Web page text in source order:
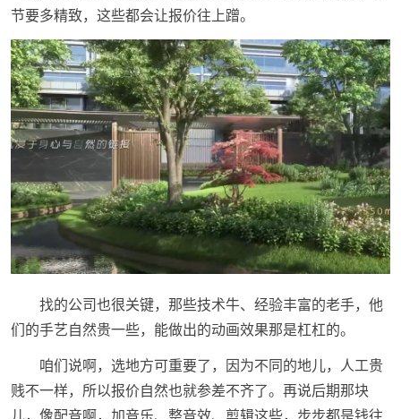
节要多精致，这些都会让报价往上蹭。
找的公司也很关键，那些技术牛、经验丰富的老手，他
们的手艺自然贵一些，能做出的动画效果那是杠杠的。
咱们说啊，选地方可重要了，因为不同的地儿，人工贵
贱不一样，所以报价自然也就参差不齐了。再说后期那块